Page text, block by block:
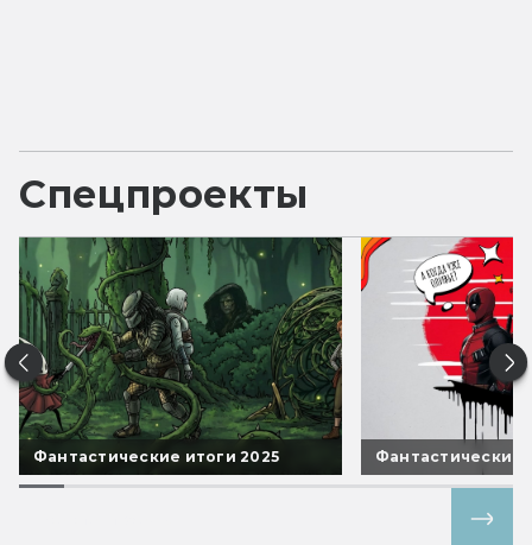
Спецпроекты
Фантастические итоги 2025 Фантастические